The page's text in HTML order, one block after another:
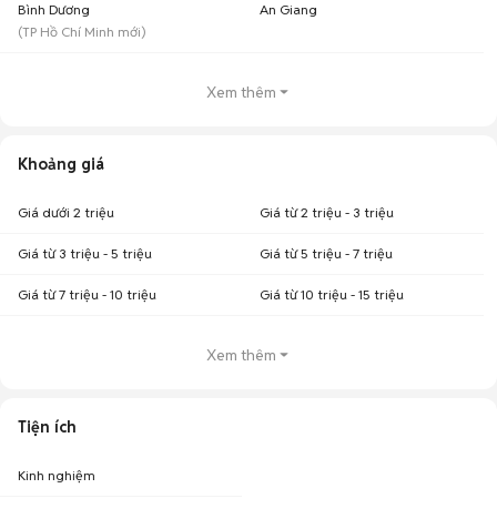
Bình Dương
(TP Hồ Chí Minh mới)
An Giang
Xem thêm
Khoảng giá
Giá dưới 2 triệu Giá từ 2 triệu - 3 triệu
Giá từ 3 triệu - 5 triệu Giá từ 5 triệu - 7 triệu
Giá từ 7 triệu - 10 triệu Giá từ 10 triệu - 15 triệu
Xem thêm
Tiện ích
Kinh nghiệm